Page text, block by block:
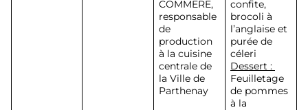
COMMERE,
responsable
de
production
à la cuisine
centrale de
la Ville de
Parthenay
confite,
brocoli à
l’anglaise et
purée de
céleri
Dessert :
Feuilletage
de pommes
à la